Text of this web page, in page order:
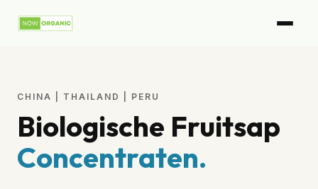
CHINA | THAILAND | PERU
Biologische Fruitsap
Concentraten.